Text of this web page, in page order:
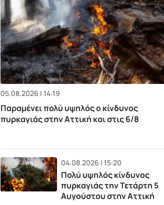
05.08.2026 | 14:19
Παραμένει πολύ υψηλός ο κίνδυνος
πυρκαγιάς στην Αττική και στις 6/8
04.08.2026 | 15:20
Πολύ υψηλός κίνδυνος
πυρκαγιάς την Τετάρτη 5
Αυγούστου στην Αττική